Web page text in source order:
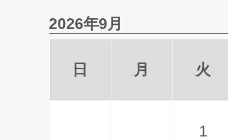
2026年9月
日 月 火
1